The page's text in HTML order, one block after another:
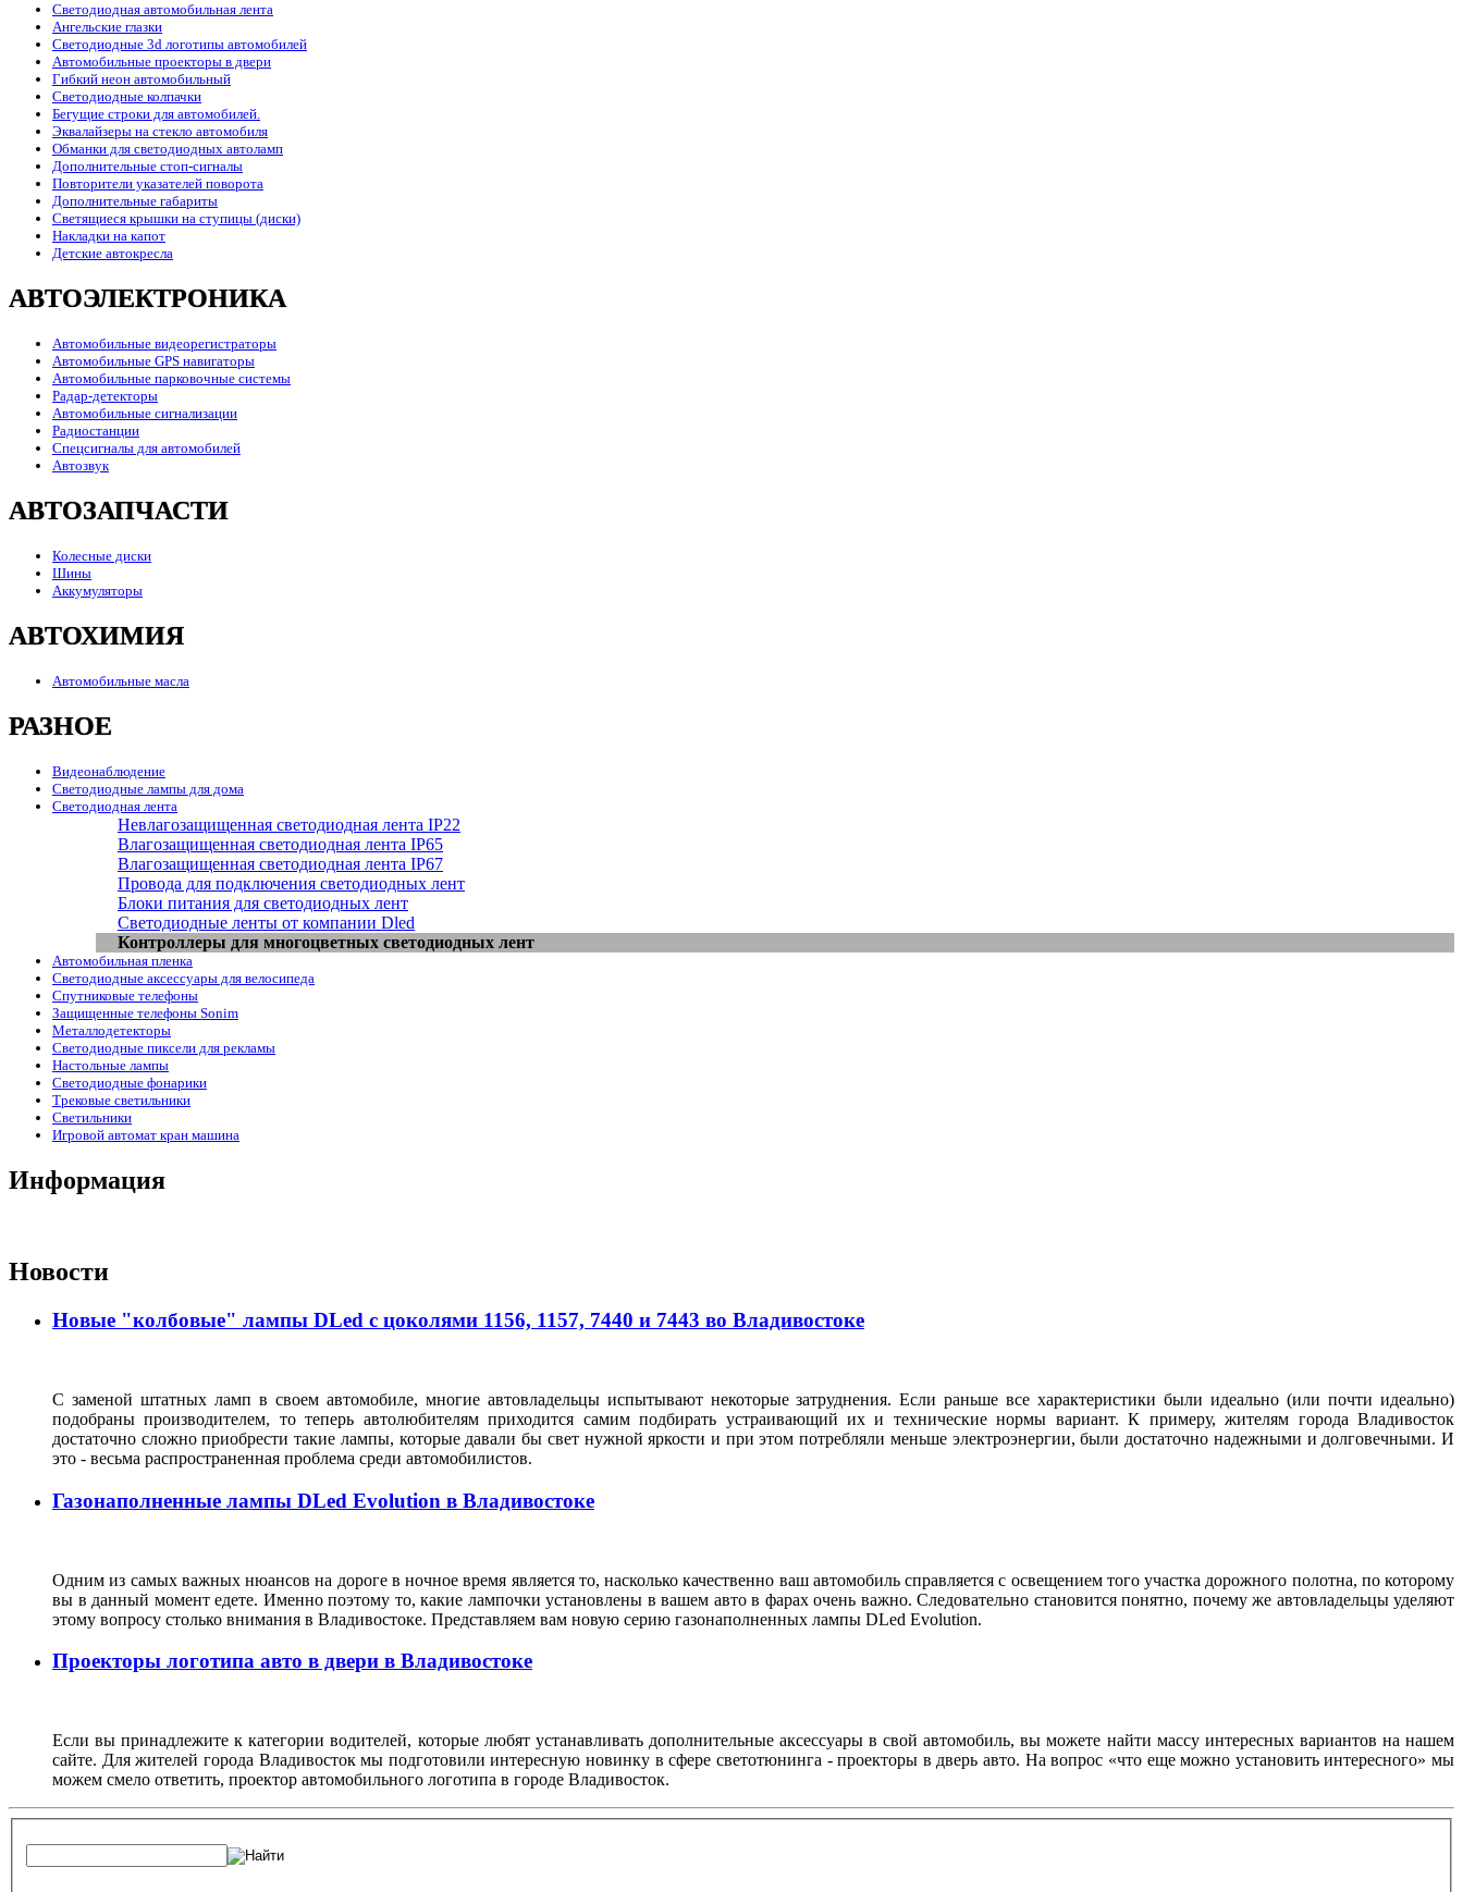
Светодиодная автомобильная лента
Ангельские глазки
Светодиодные 3d логотипы автомобилей
Автомобильные проекторы в двери
Гибкий неон автомобильный
Светодиодные колпачки
Бегущие строки для автомобилей.
Эквалайзеры на стекло автомобиля
Обманки для светодиодных автоламп
Дополнительные стоп-сигналы
Повторители указателей поворота
Дополнительные габариты
Светящиеся крышки на ступицы (диски)
Накладки на капот
Детские автокресла
АВТОЭЛЕКТРОНИКА
Автомобильные видеорегистраторы
Автомобильные GPS навигаторы
Автомобильные парковочные системы
Радар-детекторы
Автомобильные сигнализации
Радиостанции
Спецсигналы для автомобилей
Автозвук
АВТОЗАПЧАСТИ
Колесные диски
Шины
Аккумуляторы
АВТОХИМИЯ
Автомобильные масла
РАЗНОЕ
Видеонаблюдение
Светодиодные лампы для дома
Светодиодная лента
Невлагозащищенная светодиодная лента IP22
Влагозащищенная светодиодная лента IP65
Влагозащищенная светодиодная лента IP67
Провода для подключения светодиодных лент
Блоки питания для светодиодных лент
Светодиодные ленты от компании Dled
Контроллеры для многоцветных светодиодных лент
Автомобильная пленка
Светодиодные аксессуары для велосипеда
Спутниковые телефоны
Защищенные телефоны Sonim
Металлодетекторы
Светодиодные пиксели для рекламы
Настольные лампы
Светодиодные фонарики
Трековые светильники
Светильники
Игровой автомат кран машина
Информация
Новости
Новые "колбовые" лампы DLed с цоколями 1156, 1157, 7440 и 7443 во Владивостоке
С заменой штатных ламп в своем автомобиле, многие автовладельцы испытывают некоторые затруднения. Если раньше все характеристики были идеально (или почти идеально)
подобраны производителем, то теперь автолюбителям приходится самим подбирать устраивающий их и технические нормы вариант. К примеру, жителям города Владивосток
достаточно сложно приобрести такие лампы, которые давали бы свет нужной яркости и при этом потребляли меньше электроэнергии, были достаточно надежными и долговечными. И
это - весьма распространенная проблема среди автомобилистов.
Газонаполненные лампы DLed Evolution в Владивостоке
Одним из самых важных нюансов на дороге в ночное время является то, насколько качественно ваш автомобиль справляется с освещением того участка дорожного полотна, по которому
вы в данный момент едете. Именно поэтому то, какие лампочки установлены в вашем авто в фарах очень важно. Следовательно становится понятно, почему же автовладельцы уделяют
этому вопросу столько внимания в Владивостоке. Представляем вам новую серию газонаполненных лампы DLed Evolution.
Проекторы логотипа авто в двери в Владивостоке
Если вы принадлежите к категории водителей, которые любят устанавливать дополнительные аксессуары в свой автомобиль, вы можете найти массу интересных вариантов на нашем
сайте. Для жителей города Владивосток мы подготовили интересную новинку в сфере светотюнинга - проекторы в дверь авто. На вопрос «что еще можно установить интересного» мы
можем смело ответить, проектор автомобильного логотипа в городе Владивосток.